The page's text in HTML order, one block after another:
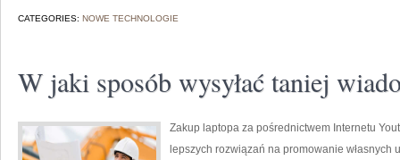
CATEGORIES: NOWE TECHNOLOGIE
W jaki sposób wysyłać taniej
Zakup laptopa za pośrednictwem Internetu
lepszych rozwiązań na promowanie własnych